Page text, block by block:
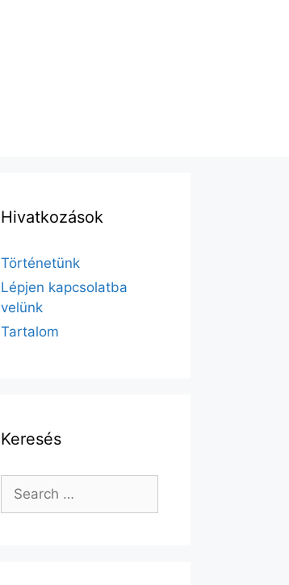
Hivatkozások
Történetünk
Lépjen kapcsolatba
velünk
Tartalom
Keresés
Search
for: